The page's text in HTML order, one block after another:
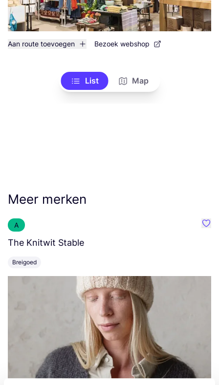
Aan route toevoegen Bezoek webshop
List Map
Meer merken
A
The Knitwit Stable
Breigoed